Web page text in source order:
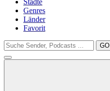
Städte
Genres
Länder
Favorit
GO